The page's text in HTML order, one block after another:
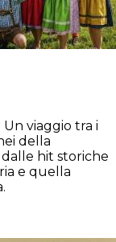
viaggio tra i
della
hit storiche
e quella